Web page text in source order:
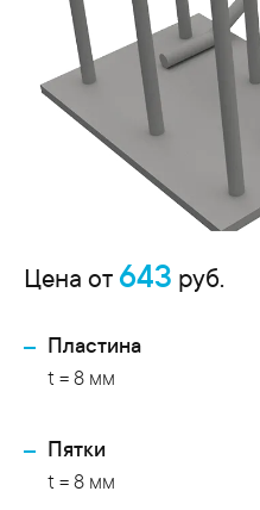
Цена от 643 руб.
Пластина
t = 8 мм
Пятки
t = 8 мм